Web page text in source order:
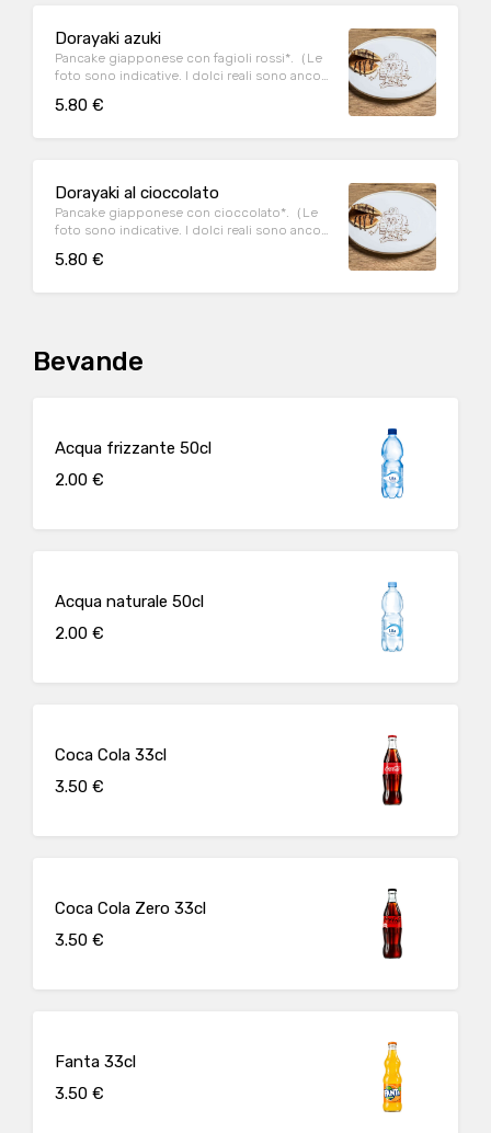
Dorayaki azuki
Pancake giapponese con fagioli rossi*.（Le
foto sono indicative. I dolci reali sono ancora
5.80 €
Dorayaki al cioccolato
Pancake giapponese con cioccolato*.（Le
foto sono indicative. I dolci reali sono ancora
5.80 €
Bevande
Acqua frizzante 50cl
2.00 €
Acqua naturale 50cl
2.00 €
Coca Cola 33cl
3.50 €
Coca Cola Zero 33cl
3.50 €
Fanta 33cl
3.50 €